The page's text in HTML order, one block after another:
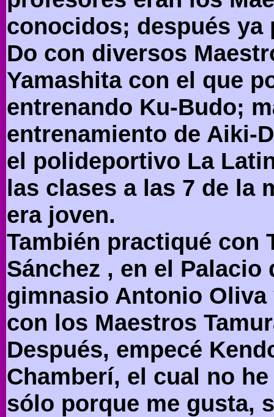
conocidos; después ya
Do con diversos
Yamashita con el que
entrenando Ku-Budo;
entrenamiento de Aiki-
el polideportivo La
las clases a las 7 de la
era joven.
También practiqué con
Sánchez , en el
gimnasio Antonio
con los Maestros
Después, empecé
Chamberí, el cual no
sólo porque me gusta,